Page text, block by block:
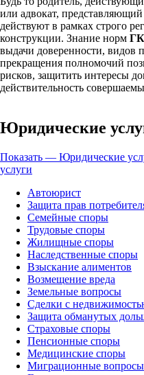
или адвокат,
действуют в рамках строго
конструкции. Знание норм ГК
выдачи доверенности, видов
прекращения полномочий
рисков, защитить интересы
действительность
Юридические
Показать — Юридические
услуги
Автоюрист
Защита прав
Семейные споры
Трудовые споры
Жилищные споры
Наследственные споры
Взыскание алиментов
Возмещение вреда
Земельные вопросы
Сделки с
Защита обманутых
Страховые споры
Пенсионные споры
Медицинские споры
Миграционные вопросы